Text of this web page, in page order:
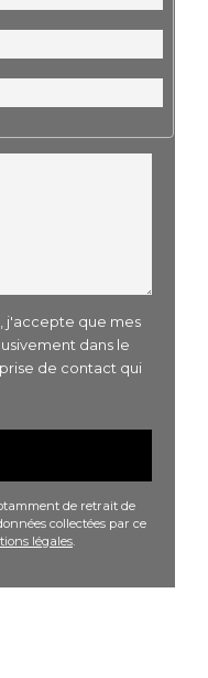
j'accepte que mes
dans le
de contact qui
de retrait de
collectées par ce
légales